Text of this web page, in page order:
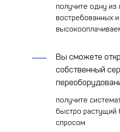
Вы сможете
собственный
получите одну из
востребованных и
получите
быстро растущий
спросом